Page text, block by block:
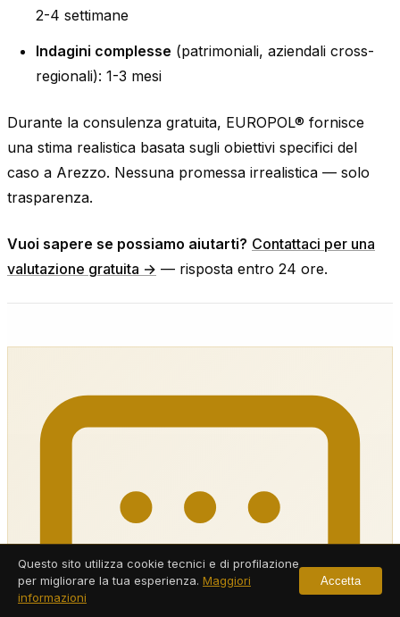
2-4 settimane
Indagini complesse (patrimoniali, aziendali cross-
regionali): 1-3 mesi
Durante la consulenza gratuita, EUROPOL® fornisce
una stima realistica basata sugli obiettivi specifici del
caso a Arezzo. Nessuna promessa irrealistica — solo
trasparenza.
Vuoi sapere se possiamo aiutarti? Contattaci per una
valutazione gratuita → — risposta entro 24 ore.
Questo sito utilizza cookie tecnici e di profilazione
per migliorare la tua esperienza. Maggiori
informazioni
Accetta